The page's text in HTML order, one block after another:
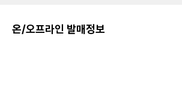
온/오프라인 발매정보